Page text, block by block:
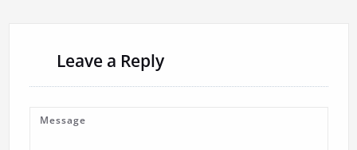
Leave a Reply